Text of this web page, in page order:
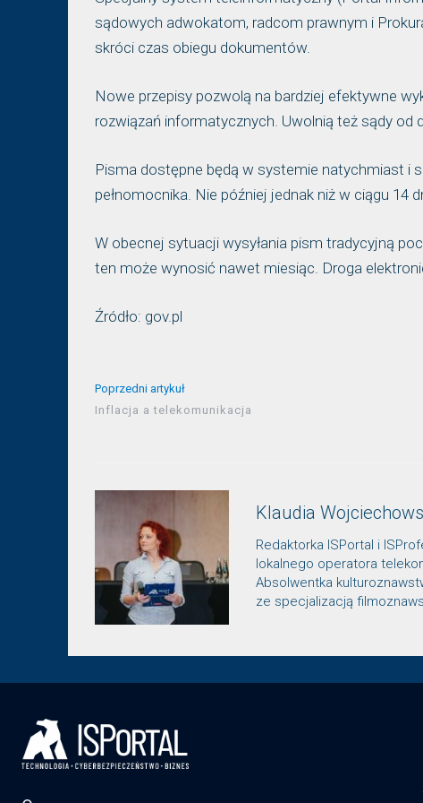
sądowych adwokatom, radcom prawnym i
skróci czas obiegu dokumentów.
Nowe przepisy pozwolą na bardziej efektywne
rozwiązań informatycznych. Uwolnią też sądy od
Pisma dostępne będą w systemie natychmiast i
pełnomocnika. Nie później jednak niż w ciągu 14
W obecnej sytuacji wysyłania pism tradycyjną
ten może wynosić nawet miesiąc. Droga
Źródło: gov.pl
Poprzedni artykuł
Inflacja a telekomunikacja
Klaudia
Redaktorka ISPortal i
lokalnego operatora
Absolwentka
ze specjalizacją